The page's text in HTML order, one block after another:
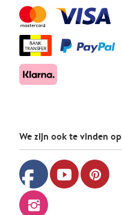
We zijn ook te vinden op
facebook youtube pinterest
instagram